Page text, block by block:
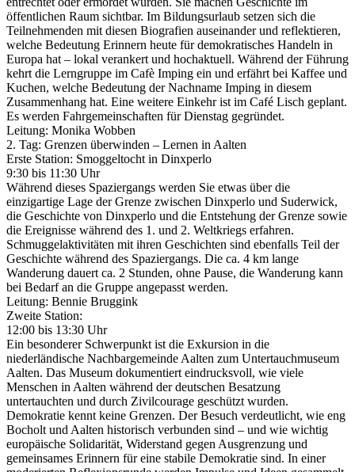
öffentlichen Raum sichtbar. Im Bildungsurlaub setzen sich die
Teilnehmenden mit diesen Biografien auseinander und reflektieren,
welche Bedeutung Erinnern heute für demokratisches Handeln in
Europa hat – lokal verankert und hochaktuell. Während der Führung
kehrt die Lerngruppe im Cafè Imping ein und erfährt bei Kaffee und
Kuchen, welche Bedeutung der Nachname Imping in diesem
Zusammenhang hat. Eine weitere Einkehr ist im Café Lisch geplant.
Es werden Fahrgemeinschaften für Dienstag gegründet.
Leitung: Monika Wobben
2. Tag: Grenzen überwinden – Lernen in Aalten
Erste Station: Smoggeltocht in Dinxperlo
9:30 bis 11:30 Uhr
Während dieses Spaziergangs werden Sie etwas über die
einzigartige Lage der Grenze zwischen Dinxperlo und Suderwick,
die Geschichte von Dinxperlo und die Entstehung der Grenze sowie
die Ereignisse während des 1. und 2. Weltkriegs erfahren.
Schmuggelaktivitäten mit ihren Geschichten sind ebenfalls Teil der
Geschichte während des Spaziergangs. Die ca. 4 km lange
Wanderung dauert ca. 2 Stunden, ohne Pause, die Wanderung kann
bei Bedarf an die Gruppe angepasst werden.
Leitung: Bennie Bruggink
Zweite Station:
12:00 bis 13:30 Uhr
Ein besonderer Schwerpunkt ist die Exkursion in die
niederländische Nachbargemeinde Aalten zum Untertauchmuseum
Aalten. Das Museum dokumentiert eindrucksvoll, wie viele
Menschen in Aalten während der deutschen Besatzung
untertauchten und durch Zivilcourage geschützt wurden.
Demokratie kennt keine Grenzen. Der Besuch verdeutlicht, wie eng
Bocholt und Aalten historisch verbunden sind – und wie wichtig
europäische Solidarität, Widerstand gegen Ausgrenzung und
gemeinsames Erinnern für eine stabile Demokratie sind. In einer